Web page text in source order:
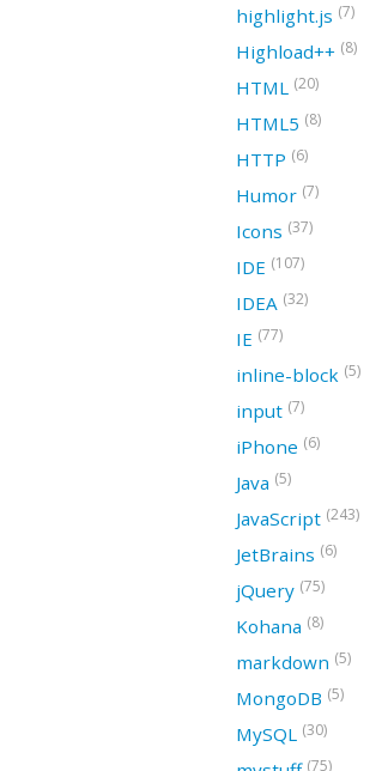
highlight.js (7)
Highload++ (8)
HTML (20)
HTML5 (8)
HTTP (6)
Humor (7)
Icons (37)
IDE (107)
IDEA (32)
IE (77)
inline-block (5)
input (7)
iPhone (6)
Java (5)
JavaScript (243)
JetBrains (6)
jQuery (75)
Kohana (8)
markdown (5)
MongoDB (5)
MySQL (30)
(75)